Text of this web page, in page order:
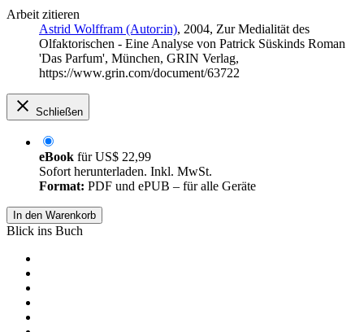
Arbeit zitieren
Astrid Wolffram (Autor:in), 2004, Zur Medialität des
Olfaktorischen - Eine Analyse von Patrick Süskinds Roman
'Das Parfum', München, GRIN Verlag,
https://www.grin.com/document/63722
Schließen
eBook fürUS$ 22,99
Sofort herunterladen. Inkl. MwSt.
Format: PDF und ePUB – für alle Geräte
In den Warenkorb
Blick ins Buch